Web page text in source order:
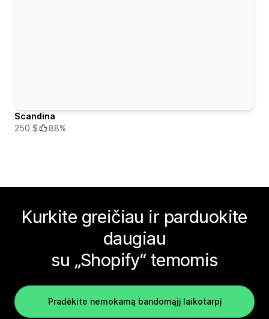
Scandina
250 $
88%
Kurkite greičiau ir parduokite
daugiau
su „Shopify“ temomis
Pradėkite nemokamą bandomąjį laikotarpį